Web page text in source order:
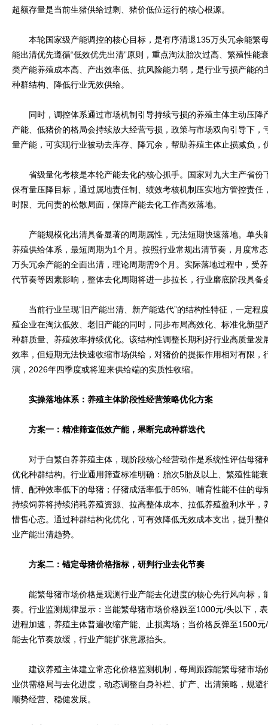
超额存量是当前生猪供给过剩、猪价低位运行的核心根源。
本轮国家级产能调控的核心目标，是有序清退135万头冗余能繁
能出清优先遵循“低效优先出清”原则，重点淘汰胎次过高、繁殖性能
类产能养殖成本高、产出效率低、抗风险能力弱，是行业亏损产能的
种群结构、降低行业无效供给。
同时，调控体系通过市场机制引导持续亏损的养殖主体主动压降
产能、低猪价的格局会持续放大经营亏损，政策与市场双向引导下
量产能，可实现行业被动去库存、降冗余，帮助养殖主体止损减负，
省级量化考核是本轮产能去化的核心抓手。国家对九大主产省份
保有量压降目标，通过属地责任制、绩效考核机制压实地方管控责任
时限、无问责的松散局面，保障产能去化工作高效落地。
产能规模化出清具备显著的周期属性，无法短期快速落地。单头
养殖供给体系，最短周期为1个月。按照行业常规出清节奏，月度常
万头冗余产能的全面出清，理论周期需9个月。实际落地过程中，受
代节奏等因素影响，整体去化周期将进一步拉长，行业磨底阶段具备
当前行业呈现“旧产能出清、新产能迭代”的结构性特征，一定程
殖企业在淘汰低效、老旧产能的同时，同步布局高效化、标准化新型
种群质量、养殖效率持续优化。该结构性调整长期利好行业高质量发
效率，但短期无法快速收缩市场供给，对猪价的提振作用相对有限，
演，2026年四季度或将迎来供给端的实质性收缩。
实操落地体系：养殖主体阶段性经营策略优化方案
方案一：精准筛查低效产能，果断完成种群迭代
对于自繁自养养殖主体，现阶段核心经营动作是系统性评估母猪
优化种群结构。行业通用筛查标准明确：胎次5胎及以上、繁殖性能
情、配种效率低下的母猪；仔猪成活率低于85%、哺育性能不佳的母
持续饲养将持续消耗养殖资源、拉高整体成本、拉低养殖盈利水平，
惜售心态。通过种群结构化优化，可有效降低无效成本支出，提升整
业产能出清趋势。
方案二：锚定母猪价格指标，研判行业去化节奏
能繁母猪市场价格是观测行业产能去化进度的核心先行风向标，
奏。行业监测规律显示：当能繁母猪市场价格跌至1000元/头以下，
进程加速，养殖主体普遍收缩产能、止损离场；当价格反弹至1500
能去化节奏放缓，行业产能扩张意愿抬头。
建议养殖主体建立常态化价格监测机制，每周跟踪能繁母猪市场
业供需格局与去化进度，动态调整自身补栏、扩产、出清策略，规
顺势经营、稳健发展。